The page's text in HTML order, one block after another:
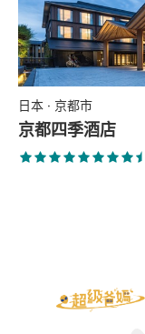
日本 · 京都市
京都四季酒店